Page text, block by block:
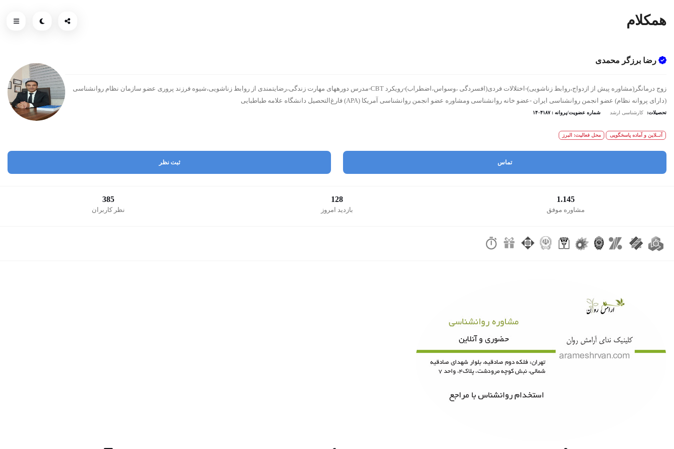
همکلام
رضا برزگر محمدی
زوج درمانگر(مشاوره پیش از ازدواج،روابط زناشویی)-اختلالات فردی(افسردگی ،وسواس،اضطراب)-رویکرد CBT-مدرس دورههای مهارت زندگی،رضایتمندی از روابط زناشویی،شیوه فرزند پروری عضو سازمان نظام روانشناسی
(دارای پروانه نظام) عضو انجمن روانشناسی ایران -عضو خانه روانشناسی ومشاوره عضو انجمن روانشناسی آمریکا (APA) فارغ‌التحصیل دانشگاه علامه طباطبایی
تحصیلات: کارشناسی ارشد شماره عضویت/پروانه : ۱۴۰۴۱۸۷
آنــلاین و آماده پاسخگویی محل فعالیت: البرز
تماس ثبت نظر
1.145
مشاوره موفق
128
بازدید امروز
385
نظر کاربران